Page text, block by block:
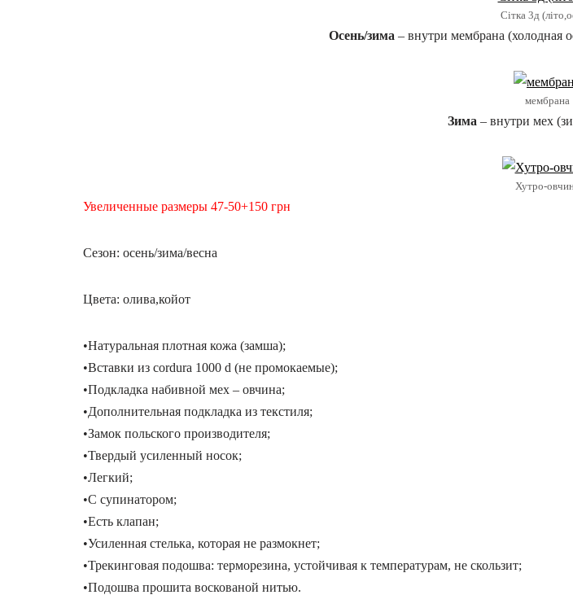
Сітка 3д
Осень/зима – внутри мембрана (холодная
мембрана
Зима – внутри мех
Хутро-
Увеличенные размеры 47-50+150 грн
Сезон: осень/зима/весна
Цвета: олива,койот
•Натуральная плотная кожа (замша);
•Вставки из cordura 1000 d (не промокаемые);
•Подкладка набивной мех – овчина;
•Дополнительная подкладка из текстиля;
•Замок польского производителя;
•Твердый усиленный носок;
•Легкий;
•С супинатором;
•Есть клапан;
•Усиленная стелька, которая не размокнет;
•Трекинговая подошва: терморезина, устойчивая к температурам, не скользит;
•Подошва прошита воскованой нитью.